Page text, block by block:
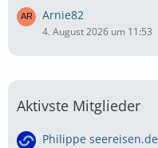
Arnie82
4. August 2026 um 11:53
Aktivste Mitglieder
Philippe seereisen.de